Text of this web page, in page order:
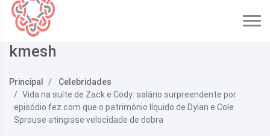
kmesh
Principal
Celebridades
Vida na suíte de Zack e Cody: salário surpreendente por
episódio fez com que o patrimônio líquido de Dylan e Cole
Sprouse atingisse velocidade de dobra